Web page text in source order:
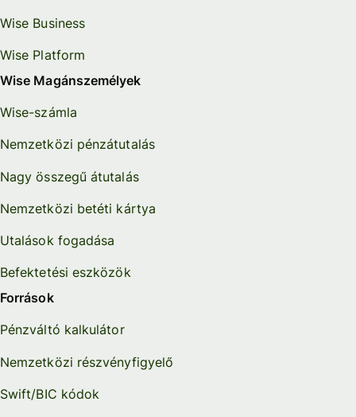
Wise Business
Wise Platform
Wise Magánszemélyek
Wise-számla
Nemzetközi pénzátutalás
Nagy összegű átutalás
Nemzetközi betéti kártya
Utalások fogadása
Befektetési eszközök
Források
Pénzváltó kalkulátor
Nemzetközi részvényfigyelő
Swift/BIC kódok